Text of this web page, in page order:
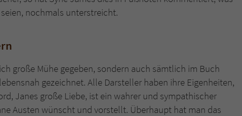
nochmals unterstreicht.
große Mühe gegeben, sondern auch sämtlich im Buch
gezeichnet. Alle Darsteller haben ihre Eigenheiten,
Janes große Liebe, ist ein wahrer und sympathischer
Austen wünscht und vorstellt. Überhaupt hat man das